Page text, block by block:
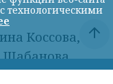
Коссова,
Шабанова,
технологическими